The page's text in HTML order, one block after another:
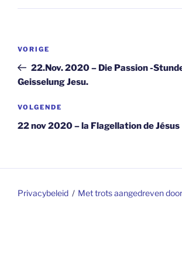
Vorig
bericht
VORIGE
22.Nov. 2020 – Die Passion -
Geisselung Jesu.
Volgend
bericht
VOLGENDE
22 nov 2020 – la Flagellation de Jésus
Privacybeleid Met trots aangedreven